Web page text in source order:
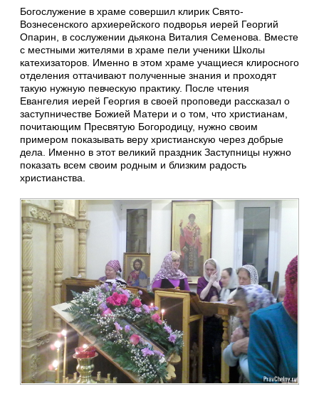
Богослужение в храме совершил клирик Свято-
Вознесенского архиерейского подворья иерей Георгий
Опарин, в сослужении дьякона Виталия Семенова. Вместе
с местными жителями в храме пели ученики Школы
катехизаторов. Именно в этом храме учащиеся клиросного
отделения оттачивают полученные знания и проходят
такую нужную певческую практику. После чтения
Евангелия иерей Георгия в своей проповеди рассказал о
заступничестве Божией Матери и о том, что христианам,
почитающим Пресвятую Богородицу, нужно своим
примером показывать веру христианскую через добрые
дела. Именно в этот великий праздник Заступницы нужно
показать всем своим родным и близким радость
христианства.